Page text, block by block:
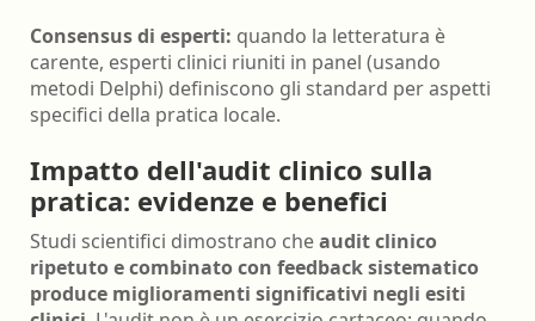
Consensus di esperti: quando la letteratura è
carente, esperti clinici riuniti in panel (usando
metodi Delphi) definiscono gli standard per aspetti
specifici della pratica locale.
Impatto dell'audit clinico sulla
pratica: evidenze e benefici
Studi scientifici dimostrano cheaudit clinico
ripetuto e combinato con feedback sistematico
produce miglioramenti significativi negli esiti